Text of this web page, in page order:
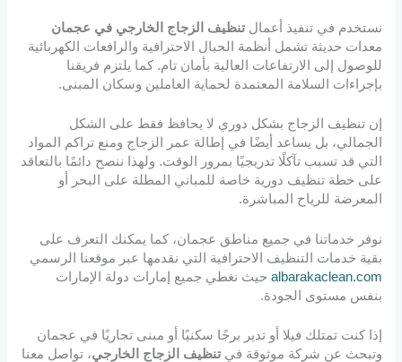
نستخدم في تنفيذ أعمالتنظيف الزجاج الخارجي في عجمان
معدات حديثة تشمل أنظمة الحبال الاحترافية والرافعات الكهربائية
للوصول إلى الارتفاعات العالية بأمان تام. كما يلتزم فريقنا
بإجراءات السلامة المعتمدة لحماية العاملين وسكان المبنى.
إن تنظيف الزجاج بشكل دوري لا يحافظ فقط على الشكل
الجمالي، بل يساعد أيضًا في إطالة عمر الزجاج ومنع تراكم المواد
التي قد تسبب تآكلًا تدريجيًا بمرور الوقت. ولهذا ننصح دائمًا بالتعاقد
على خطة تنظيف دورية خاصة للمباني المطلة على البحر أو
المعرضة للرياح المباشرة.
نوفر خدماتنا في جميع مناطق عجمان، كما يمكنك التعرف على
بقية خدمات التنظيف الاحترافية التي نقدمها عبر موقعنا الرسمي
albarakaclean.com حيث نغطي جميع إمارات دولة الإمارات
بنفس مستوى الجودة.
إذا كنت تمتلك فيلا أو تدير برجًا سكنيًا أو مبنى تجاريًا في عجمان
وتبحث عن شركة موثوقة فيتنظيف الزجاج الخارجي، تواصل معنا